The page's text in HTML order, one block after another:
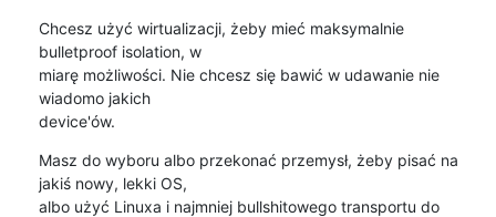
Chcesz użyć wirtualizacji, żeby mieć maksymalnie
bulletproof isolation, w
miarę możliwości. Nie chcesz się bawić w udawanie nie
wiadomo jakich
device'ów.
Masz do wyboru albo przekonać przemysł, żeby pisać na
jakiś nowy, lekki OS,
albo użyć Linuxa i najmniej bullshitowego transportu do